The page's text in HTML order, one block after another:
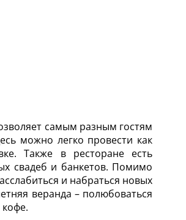
самым разным гостям
можно легко провести как
Также в ресторане есть
свадеб и банкетов. Помимо
и набраться новых
веранда – полюбоваться